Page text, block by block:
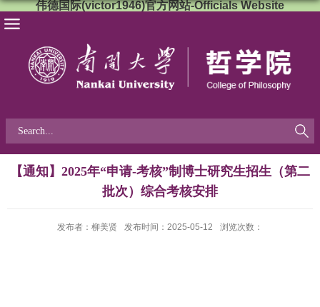
伟德国际(victor1946)官方网站-Officials Website
【通知】2025年“申请-考核”制博士研究生招生（第二
批次）综合考核安排
发布者：柳美贤 发布时间：2025-05-12 浏览次数：